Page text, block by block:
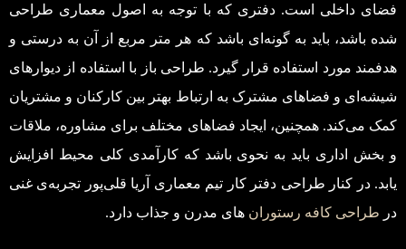
فضای داخلی است. دفتری که با توجه به اصول معماری طراحی
شده باشد، باید به گونه‌ای باشد که هر متر مربع از آن به درستی و
هدفمند مورد استفاده قرار گیرد. طراحی باز با استفاده از دیوارهای
شیشه‌ای و فضاهای مشترک به ارتباط بهتر بین کارکنان و مشتریان
کمک می‌کند. همچنین، ایجاد فضاهای مختلف برای مشاوره، ملاقات
و بخش اداری باید به نحوی باشد که کارآمدی کلی محیط افزایش
یابد. در کنار طراحی دفتر کار تیم معماری آریا قلی‌پور تجربه‌ی غنی
در طراحی کافه رستوران ‌ های مدرن و جذاب دارد.